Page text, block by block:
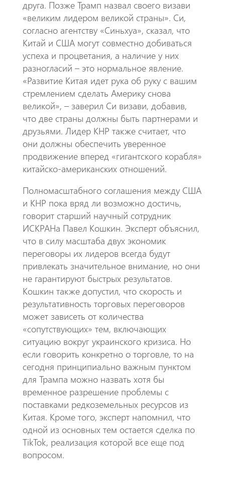
друга. Позже Трамп назвал своего визави
«великим лидером великой страны». Си,
согласно агентству «Синьхуа», сказал, что
Китай и США могут совместно добиваться
успеха и процветания, а наличие у них
разногласий – это нормальное явление.
«Развитие Китая идет рука об руку с вашим
стремлением сделать Америку снова
великой», – заверил Си визави, добавив,
что две страны должны быть партнерами и
друзьями. Лидер КНР также считает, что
они должны обеспечить уверенное
продвижение вперед «гигантского корабля»
китайско-американских отношений.
Полномасштабного соглашения между США
и КНР пока вряд ли возможно достичь,
говорит старший научный сотрудник
ИСКРАНа Павел Кошкин. Эксперт объяснил,
что в силу масштаба двух экономик
переговоры их лидеров всегда будут
привлекать значительное внимание, но они
не гарантируют быстрых результатов.
Кошкин также допустил, что скорость и
результативность торговых переговоров
может зависеть от количества
«сопутствующих» тем, включающих
ситуацию вокруг украинского кризиса. Но
если говорить конкретно о торговле, то на
сегодня принципиально важным пунктом
для Трампа можно назвать хотя бы
временное разрешение проблемы с
поставками редкоземельных ресурсов из
Китая. Кроме того, эксперт напомнил, что
одной из основных тем остается сделка по
TikTok, реализация которой все еще под
вопросом.